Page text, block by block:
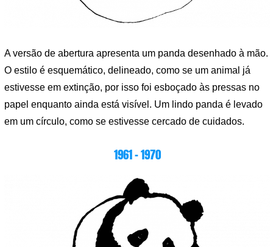
A versão de abertura apresenta um panda desenhado à mão.
O estilo é esquemático, delineado, como se um animal já
estivesse em extinção, por isso foi esboçado às pressas no
papel enquanto ainda está visível. Um lindo panda é levado
em um círculo, como se estivesse cercado de cuidados.
1961 – 1970